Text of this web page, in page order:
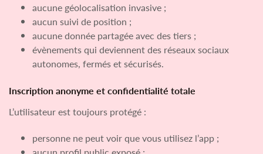
aucune géolocalisation invasive ;
aucun suivi de position ;
aucune donnée partagée avec des tiers ;
évènements qui deviennent des réseaux sociaux
autonomes, fermés et sécurisés.
Inscription anonyme et confidentialité totale
L’utilisateur est toujours protégé :
personne ne peut voir que vous utilisez l’app ;